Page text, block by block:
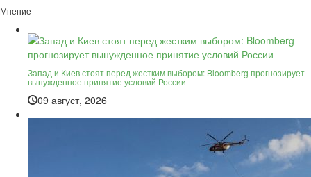
Мнение
Запад и Киев стоят перед жестким выбором: Bloomberg прогнозирует
вынужденное принятие условий России
09 август, 2026